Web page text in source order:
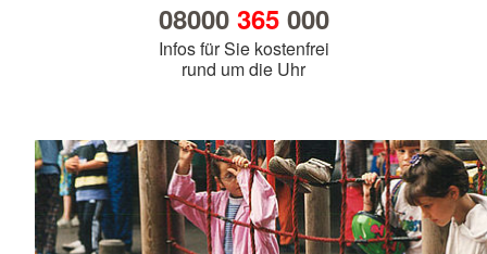
08000 365000
Infos für Sie kostenfrei
rund um die Uhr